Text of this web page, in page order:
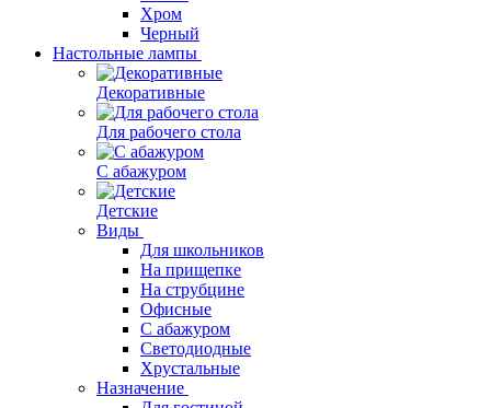
Хром
Черный
Настольные лампы
Декоративные
Для рабочего стола
С абажуром
Детские
Виды
Для школьников
На прищепке
На струбцине
Офисные
С абажуром
Светодиодные
Хрустальные
Назначение